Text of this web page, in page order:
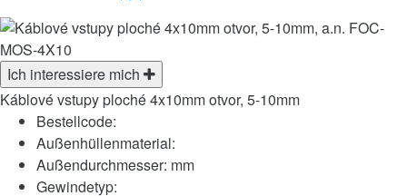
Ich interessiere mich
Káblové vstupy ploché 4x10mm otvor, 5-10mm
Bestellcode:
Außenhüllenmaterial:
Außendurchmesser: mm
Gewindetyp: